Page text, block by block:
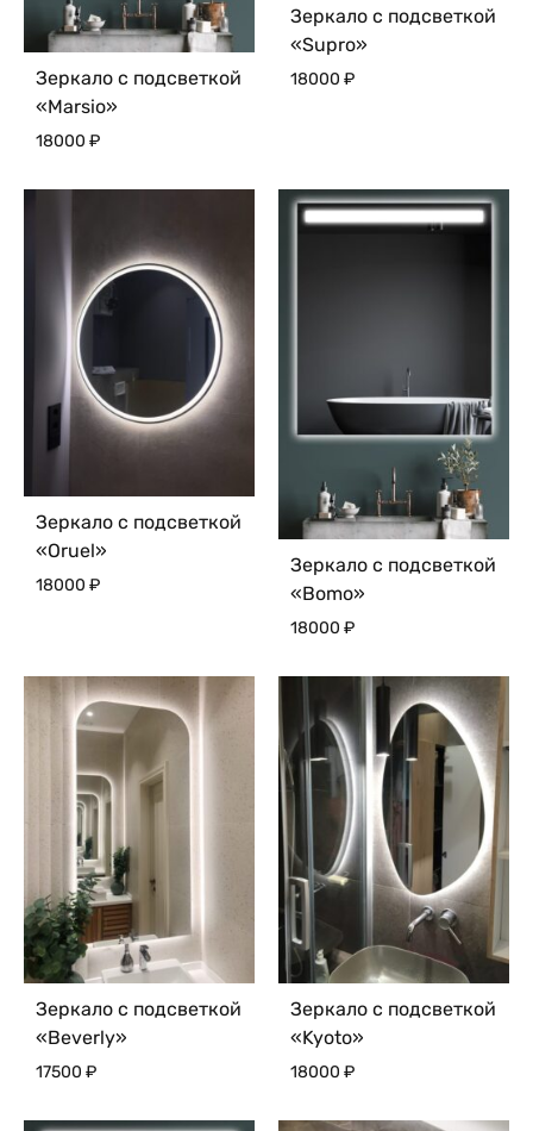
Зеркало с подсветкой
«Marsio»
18000 ₽
Зеркало с подсветкой
«Supro»
18000 ₽
Зеркало с подсветкой
«Oruel»
18000 ₽
Зеркало с подсветкой
«Bomo»
18000 ₽
Зеркало с подсветкой
«Beverly»
17500 ₽
Зеркало с подсветкой
«Kyoto»
18000 ₽